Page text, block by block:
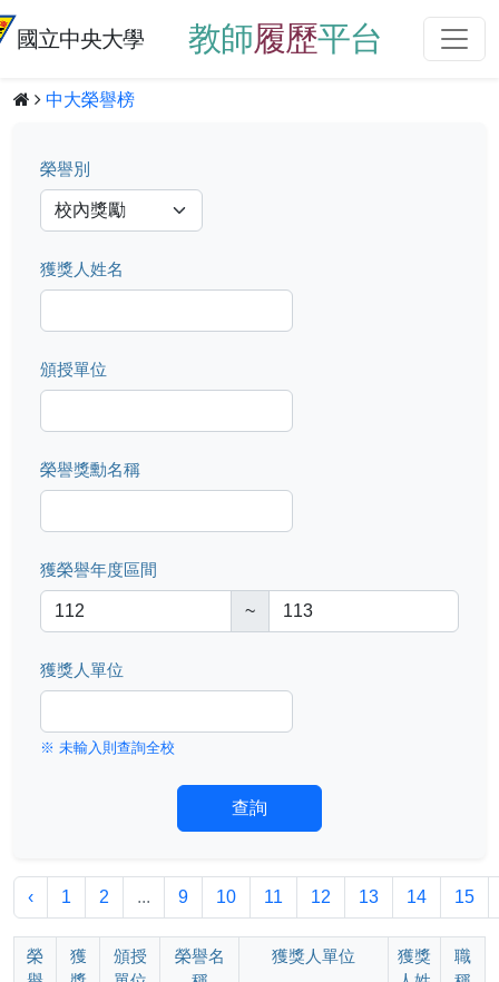
國立中央大學 教師履歷平台
中大榮譽榜
榮譽別
獲獎人姓名
頒授單位
榮譽獎勳名稱
獲榮譽年度區間
~
獲獎人單位
※ 未輸入則查詢全校
查詢
‹ 1 2 ... 9 10 11 12 13 14 15
榮
獲
頒授
榮譽名
獲獎人單位
獲獎
職